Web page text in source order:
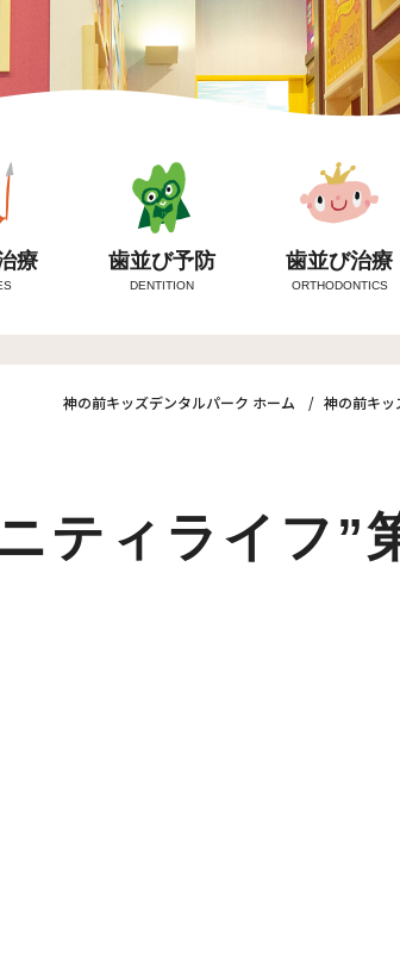
療 歯並び予防
DENTITION
歯並び治療
ORTHODONTICS
神の前キッズデンタルパーク ホーム 神の前キッ
ティライフ